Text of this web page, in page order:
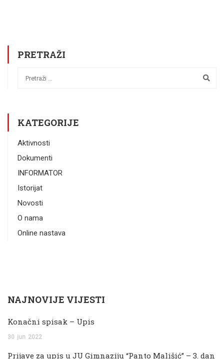
PRETRAŽI
KATEGORIJE
Aktivnosti
Dokumenti
INFORMATOR
Istorijat
Novosti
O nama
Online nastava
NAJNOVIJE VIJESTI
Konačni spisak – Upis
30 jun 2022
Prijave za upis u JU Gimnaziju “Panto Mališić” – 3. dan